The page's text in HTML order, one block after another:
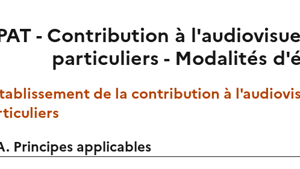
- Contribution à
particuliers - Modalités
de la contribution à
Principes applicables